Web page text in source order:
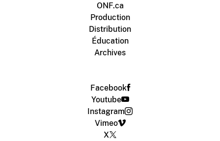
ONF.ca
Production
Distribution
Éducation
Archives
Facebook
Youtube
Instagram
Vimeo
X